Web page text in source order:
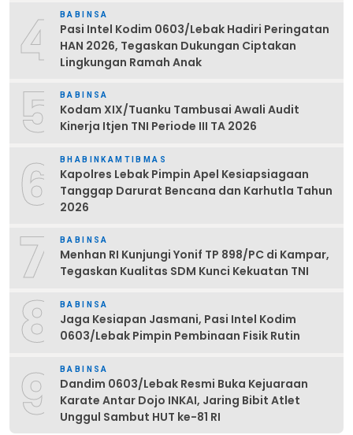
4 BABINSA
Pasi Intel Kodim 0603/Lebak Hadiri Peringatan
HAN 2026, Tegaskan Dukungan Ciptakan
Lingkungan Ramah Anak
5 BABINSA
Kodam XIX/Tuanku Tambusai Awali Audit
Kinerja Itjen TNI Periode III TA 2026
6 BHABINKAMTIBMAS
Kapolres Lebak Pimpin Apel Kesiapsiagaan
Tanggap Darurat Bencana dan Karhutla Tahun
2026
7 BABINSA
Menhan RI Kunjungi Yonif TP 898/PC di Kampar,
Tegaskan Kualitas SDM Kunci Kekuatan TNI
8 BABINSA
Jaga Kesiapan Jasmani, Pasi Intel Kodim
0603/Lebak Pimpin Pembinaan Fisik Rutin
9 BABINSA
Dandim 0603/Lebak Resmi Buka Kejuaraan
Karate Antar Dojo INKAI, Jaring Bibit Atlet
Unggul Sambut HUT ke-81 RI